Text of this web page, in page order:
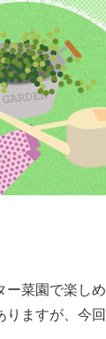
ー菜園で楽し
りますが、今